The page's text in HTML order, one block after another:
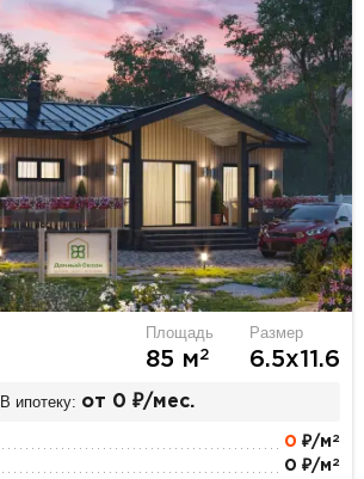
Площадь
85 м2
Размер
6.5х11.6
В ипотеку: от 0 ₽/мес.
0 ₽/м 2
0 ₽/м 2